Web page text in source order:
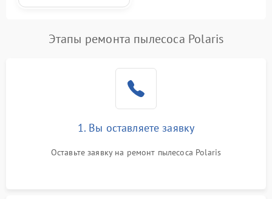
Этапы ремонта пылесоса Polaris
1. Вы оставляете заявку
Оставьте заявку на ремонт пылесоса Polaris